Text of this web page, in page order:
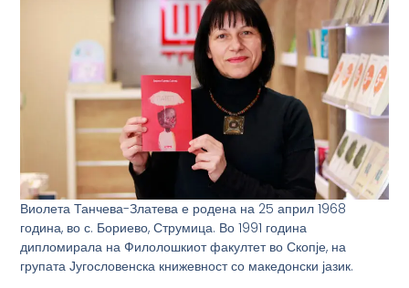
Виолета Танчева-Златева е родена на 25 април 1968
година, во с. Бориево, Струмица. Во 1991 година
дипломирала на Филолошкиот факултет во Скопје, на
групата Југословенска книжевност со македонски јазик.